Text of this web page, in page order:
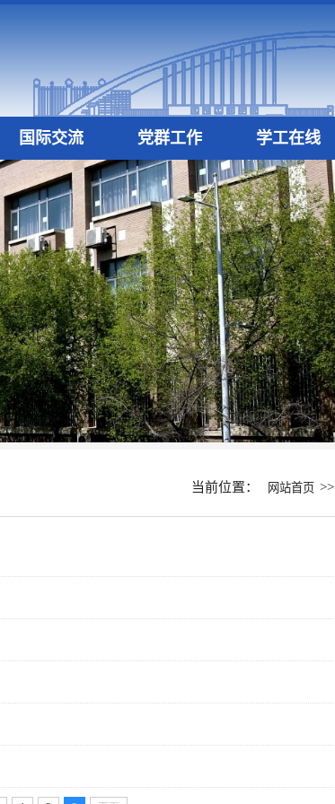
国际交流 党群工作 学工在线
当前位置： 网站首页 >>